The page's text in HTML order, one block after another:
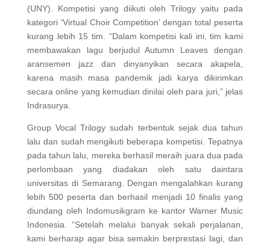
(UNY). Kompetisi yang diikuti oleh Trilogy yaitu pada
kategori ‘Virtual Choir Competition’ dengan total peserta
kurang lebih 15 tim. “Dalam kompetisi kali ini, tim kami
membawakan lagu berjudul Autumn Leaves dengan
aransemen jazz dan dinyanyikan secara akapela,
karena masih masa pandemik jadi karya dikirimkan
secara online yang kemudian dinilai oleh para juri,” jelas
Indrasurya.
Group Vocal Trilogy sudah terbentuk sejak dua tahun
lalu dan sudah mengikuti beberapa kompetisi. Tepatnya
pada tahun lalu, mereka berhasil meraih juara dua pada
perlombaan yang diadakan oleh satu daintara
universitas di Semarang. Dengan mengalahkan kurang
lebih 500 peserta dan berhasil menjadi 10 finalis yang
diundang oleh Indomusikgram ke kantor Warner Music
Indonesia. “Setelah melalui banyak sekali perjalanan,
kami berharap agar bisa semakin berprestasi lagi, dan